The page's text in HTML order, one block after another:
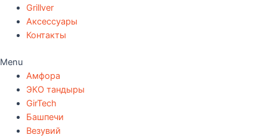
Grillver
Аксессуары
Контакты
Menu
Амфора
ЭКО тандыры
GirTech
Башпечи
Везувий